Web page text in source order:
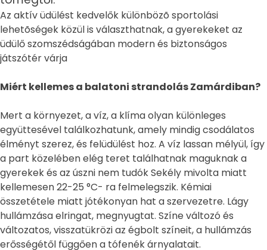
Az aktív üdülést kedvelők különbözõ sportolási
lehetõségek közül is választhatnak, a gyerekeket az
üdülő szomszédságában modern és biztonságos
játszótér várja
Miért kellemes a balatoni strandolás Zamárdiban?
Mert a környezet, a víz, a klíma olyan különleges
együttesével találkozhatunk, amely mindig csodálatos
élményt szerez, és felüdülést hoz. A víz lassan mélyül, így
a part közelében elég teret találhatnak maguknak a
gyerekek és az úszni nem tudók Sekély mivolta miatt
kellemesen 22-25 °C- ra felmelegszik. Kémiai
összetétele miatt jótékonyan hat a szervezetre. Lágy
hullámzása elringat, megnyugtat. Színe változó és
változatos, visszatükrözi az égbolt színeit, a hullámzás
erősségétől függően a tófenék árnyalatait.